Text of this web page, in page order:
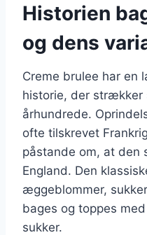
Historien
og dens
Creme brulee har en
historie, der strækker
århundrede.
ofte tilskrevet
påstande om, at den
England. Den
æggeblommer,
bages og toppes
sukker.